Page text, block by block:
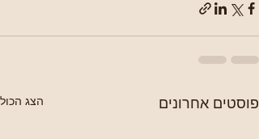
פוסטים אחרונים הצג הכול